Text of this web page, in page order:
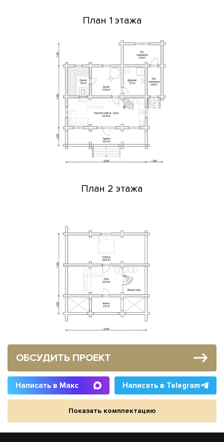
План 1 этажа
План 2 этажа
ОБСУДИТЬ ПРОЕКТ
Написать в Макс Написать в Telegram
Показать комплектацию